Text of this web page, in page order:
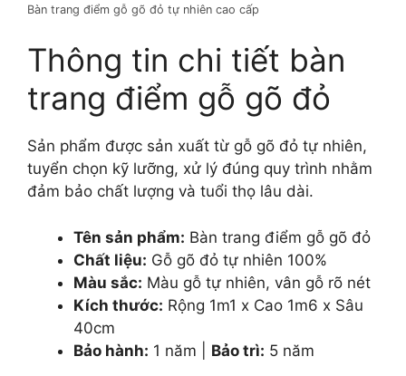
Bàn trang điểm gỗ gõ đỏ tự nhiên cao cấp
Thông tin chi tiết bàn
trang điểm gỗ gõ đỏ
Sản phẩm được sản xuất từ gỗ gõ đỏ tự nhiên,
tuyển chọn kỹ lưỡng, xử lý đúng quy trình nhằm
đảm bảo chất lượng và tuổi thọ lâu dài.
Tên sản phẩm: Bàn trang điểm gỗ gõ đỏ
Chất liệu: Gỗ gõ đỏ tự nhiên 100%
Màu sắc: Màu gỗ tự nhiên, vân gỗ rõ nét
Kích thước: Rộng 1m1 x Cao 1m6 x Sâu
40cm
Bảo hành: 1 năm | Bảo trì: 5 năm